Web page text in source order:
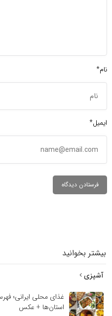
نام*
ایمیل*
بیشتر بخوانید
آشپزی
غذای محلی ایرانی؛
استان‌ها + عکس